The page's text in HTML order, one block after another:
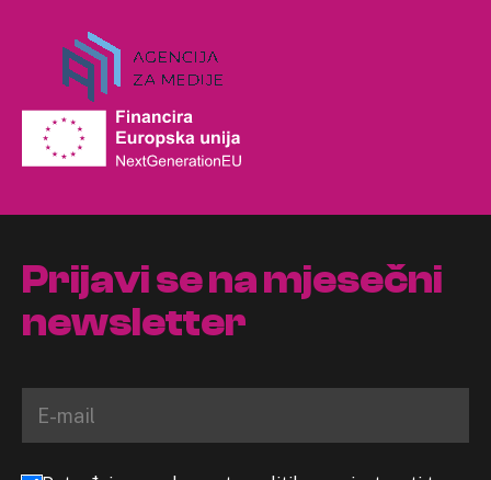
Prijavi se na mjesečni
newsletter